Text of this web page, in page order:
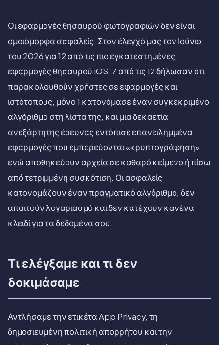
Οι εφαρμογές θησαυρού φωτογραφιών δεν είναι
ομοιόμορφα ασφαλείς. Στον έλεγχό μας τον Ιούνιο
του 2026 για 12 από τις πιο εγκατεστημένες
εφαρμογές θησαυρού iOS, 7 από τις 12 δήλωσαν ότι
παρακολουθούν χρήστες σε εφαρμογές και
ιστότοπους, μόνο 1 κατονόμασε έναν συγκεκριμένο
αλγόριθμο στη λίστα της, και μια δεκαετία
ανεξάρτητης έρευνας εντόπισε επανειλημμένα
εφαρμογές που εμπορεύονται «κρυπτογράφηση»
ενώ αποθηκεύουν αρχεία σε καθαρό κείμενο ή πίσω
από τετριμμένη συσκότιση. Οι ασφαλείς
κατονομάζουν έναν πραγματικό αλγόριθμο, δεν
απαιτούν λογαριασμό και δεν κατέχουν κανένα
κλειδί για τα δεδομένα σου.
Τι ελέγξαμε και τι δεν
δοκιμάσαμε
Αντλήσαμε την ετικέτα App Privacy, τη
δημοσιευμένη πολιτική απορρήτου και την